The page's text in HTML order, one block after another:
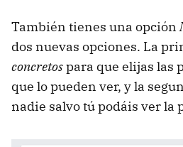
También tienes una opción
dos nuevas opciones. La
concretospara que elijas las
que lo pueden ver, y la
nadie salvo tú podáis ver la